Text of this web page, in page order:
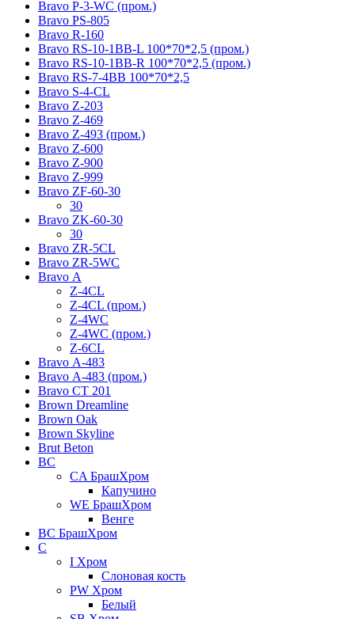
Bravo P-3-WC (пром.)
Bravo PS-805
Bravo R-160
Bravo RS-10-1BB-L 100*70*2,5 (пром.)
Bravo RS-10-1BB-R 100*70*2,5 (пром.)
Bravo RS-7-4BB 100*70*2,5
Bravo S-4-CL
Bravo Z-203
Bravo Z-469
Bravo Z-493 (пром.)
Bravo Z-600
Bravo Z-900
Bravo Z-999
Bravo ZF-60-30
30
Bravo ZK-60-30
30
Bravo ZR-5CL
Bravo ZR-5WC
Bravo А
Z-4CL
Z-4CL (пром.)
Z-4WC
Z-4WC (пром.)
Z-6CL
Bravo А-483
Bravo А-483 (пром.)
Bravo СТ 201
Brown Dreamline
Brown Oak
Brown Skyline
Brut Beton
BС
CA БрашХром
Капучино
WE БрашХром
Венге
BС БрашХром
C
I Хром
Слоновая кость
PW Хром
Белый